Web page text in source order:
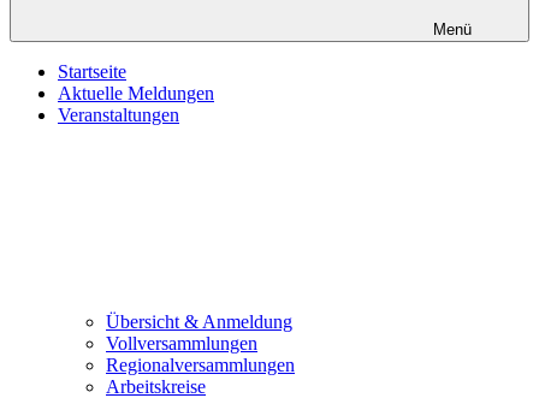
Menü
Startseite
Aktuelle Meldungen
Veranstaltungen
Übersicht & Anmeldung
Vollversammlungen
Regionalversammlungen
Arbeitskreise